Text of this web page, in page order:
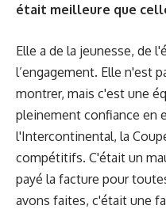
était meilleure que
Elle a de la jeunesse, de
l’engagement. Elle n'est
montrer, mais c'est une
pleinement confiance en
l'Intercontinental, la
compétitifs. C'était un
payé la facture pour
avons faites, c'était une